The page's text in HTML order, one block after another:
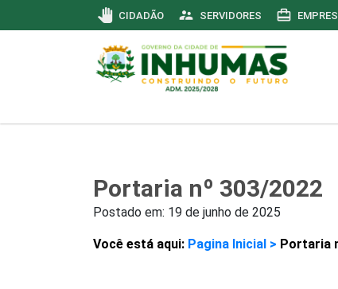
pan_tool CIDADÃO supervisor_account SERVIDORES card_travel
Portaria nº 303/2022
Postado em: 19 de junho de 2025
Você está aqui: Pagina Inicial > Portaria